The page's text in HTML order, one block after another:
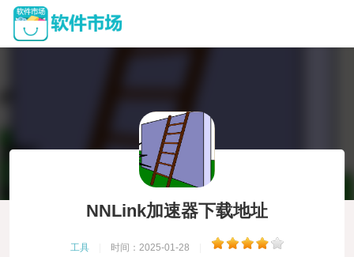
NNLink加速器下载地址
工具 时间：2025-01-28